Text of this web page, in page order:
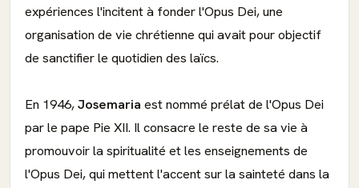
expériences l'incitent à fonder l'Opus Dei, une
organisation de vie chrétienne qui avait pour objectif
de sanctifier le quotidien des laïcs.
En 1946,Josemaria est nommé prélat de l'Opus Dei
par le pape Pie XII. Il consacre le reste de sa vie à
promouvoir la spiritualité et les enseignements de
l'Opus Dei, qui mettent l'accent sur la sainteté dans la